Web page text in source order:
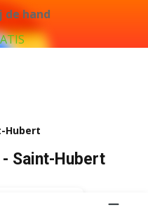
hand
Hubert
Saint-Hubert